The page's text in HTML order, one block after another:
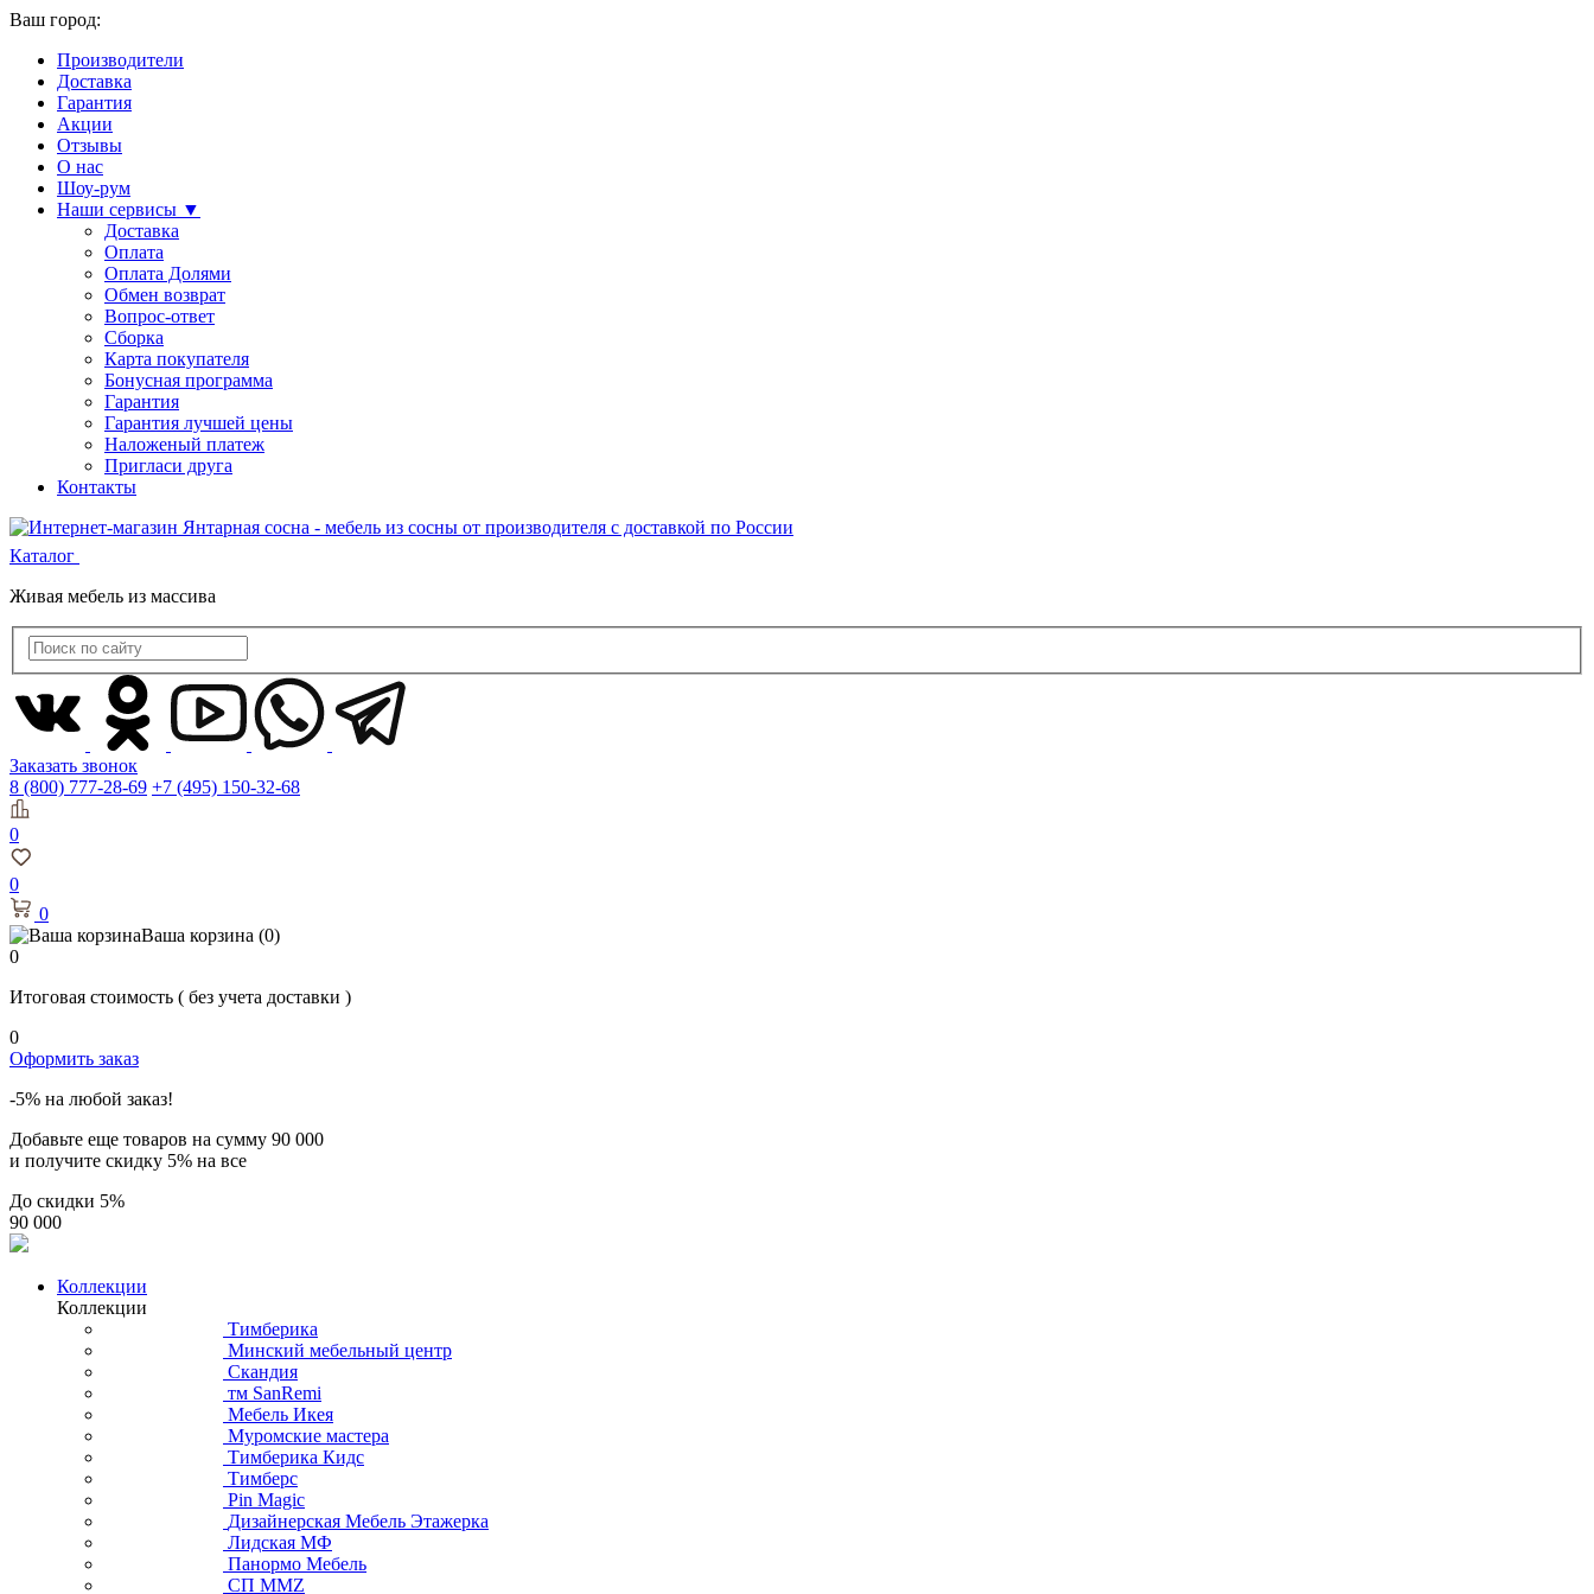
Ваш город:
Производители
Доставка
Гарантия
Акции
Отзывы
О нас
Шоу-рум
Наши сервисы ▼
Доставка
Оплата
Оплата Долями
Обмен возврат
Вопрос-ответ
Сборка
Карта покупателя
Бонусная программа
Гарантия
Гарантия лучшей цены
Наложеный платеж
Пригласи друга
Контакты
Каталог
Живая мебель из массива
Заказать звонок
8 (800) 777-28-69 +7 (495) 150-32-68
0
0
0
Ваша корзина (0)
0
Итоговая стоимость ( без учета доставки )
0
Оформить заказ
-5% на любой заказ!
Добавьте еще товаров на сумму 90 000
и получите скидку 5% на все
До скидки 5%
90 000
Коллекции
Коллекции
Тимберика
Минский мебельный центр
Скандия
тм SanRemi
Мебель Икея
Муромские мастера
Тимберика Кидс
Тимберс
Pin Magic
Дизайнерская Мебель Этажерка
Лидская МФ
Панормо Мебель
СП ММZ